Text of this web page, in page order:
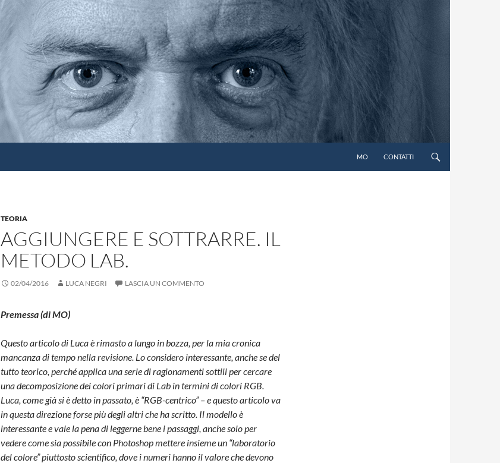
MO CONTATTI
TEORIA
AGGIUNGERE E SOTTRARRE. IL
METODO LAB.
02/04/2016 LUCA NEGRI LASCIA UN COMMENTO
Premessa (di MO)
Questo articolo di Luca è rimasto a lungo in bozza, per la mia cronica
mancanza di tempo nella revisione. Lo considero interessante, anche se del
tutto teorico, perché applica una serie di ragionamenti sottili per cercare
una decomposizione dei colori primari di Lab in termini di colori RGB.
Luca, come già si è detto in passato, è “RGB-centrico” – e questo articolo va
in questa direzione forse più degli altri che ha scritto. Il modello è
interessante e vale la pena di leggerne bene i passaggi, anche solo per
vedere come sia possibile con Photoshop mettere insieme un “laboratorio
del colore” piuttosto scientifico, dove i numeri hanno il valore che devono